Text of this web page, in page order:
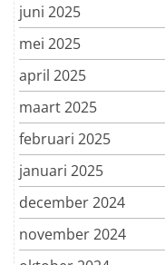
juni 2025
mei 2025
april 2025
maart 2025
februari 2025
januari 2025
december 2024
november 2024